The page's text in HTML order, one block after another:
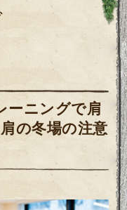
ーニングで肩
の冬場の注意